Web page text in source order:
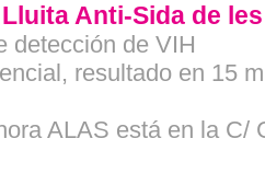
Anti-Sida de
detección de VIH
resultado en 15
ALAS está en la C/